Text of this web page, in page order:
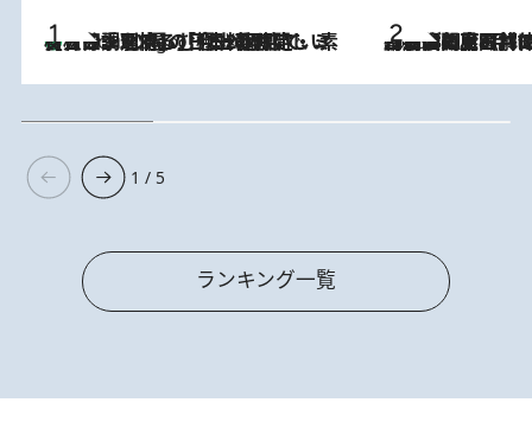
3 Hours Ago
【大分・別府】「今一番おいしい食材を調理する」1日2組限定・ミシュラン2ツ星の日本料理店で、素材と四季を愉しむ極上の時間 2026.8.8
「最後に見られてよかった」上野動物園の東園パンダ舎が解体前に特別公開。8月16日まで延長されたパネル展と共に辿る“半世紀”のパンダ飼育《解体工事の図面あり》
1 / 5
ランキング一覧